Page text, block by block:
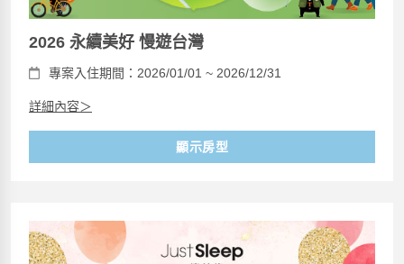
2026 永續美好 慢遊台灣
專案入住期間：2026/01/01 ~ 2026/12/31
詳細內容＞
顯示房型